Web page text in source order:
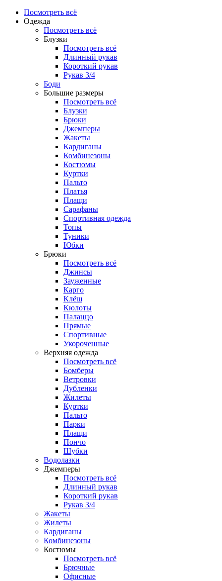
Посмотреть всё
Одежда
Посмотреть всё
Блузки
Посмотреть всё
Длинный рукав
Короткий рукав
Рукав 3/4
Боди
Большие размеры
Посмотреть всё
Блузки
Брюки
Джемперы
Жакеты
Кардиганы
Комбинезоны
Костюмы
Куртки
Пальто
Платья
Плащи
Сарафаны
Спортивная одежда
Топы
Туники
Юбки
Брюки
Посмотреть всё
Джинсы
Зауженные
Карго
Клёш
Кюлоты
Палаццо
Прямые
Спортивные
Укороченные
Верхняя одежда
Посмотреть всё
Бомберы
Ветровки
Дубленки
Жилеты
Куртки
Пальто
Парки
Плащи
Пончо
Шубки
Водолазки
Джемперы
Посмотреть всё
Длинный рукав
Короткий рукав
Рукав 3/4
Жакеты
Жилеты
Кардиганы
Комбинезоны
Костюмы
Посмотреть всё
Брючные
Офисные